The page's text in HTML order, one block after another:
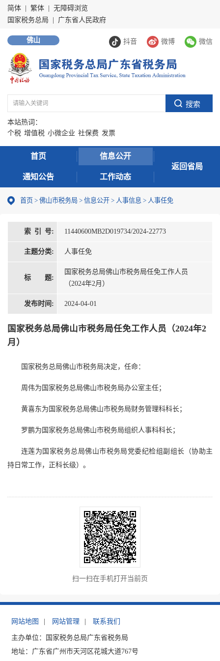
简体 繁体
无障碍浏览
国家税务总局
广东省人民政府
抖音 微博 微信
佛山
本站热词：
个税 增值税 小微企业 社保费 发票
首页 信息公开
通知公告 工作动态
返回省局
首页 > 佛山市税务局 > 信息公开 > 人事信息 > 人事任免
索 引 号: 11440600MB2D019734/2024-22773
主题分类: 人事任免
标 题:
国家税务总局佛山市税务局任免工作人员
（2024年2月）
发布时间: 2024-04-01
国家税务总局佛山市税务局任免工作人员（2024年2
月）
国家税务总局佛山市税务局决定，任命：
周伟为国家税务总局佛山市税务局办公室主任；
黄喜东为国家税务总局佛山市税务局财务管理科科长；
罗鹏为国家税务总局佛山市税务局组织人事科科长；
连莲为国家税务总局佛山市税务局党委纪检组副组长（协助主
持日常工作，正科长级）。
扫一扫在手机打开当前页
网站地图 网站管理 联系我们
主办单位：国家税务总局广东省税务局
地址：广东省广州市天河区花城大道767号